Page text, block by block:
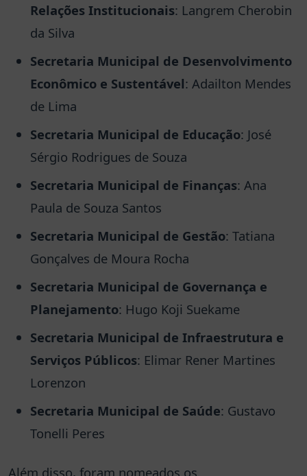
Relações Institucionais: Langrem Cherobin
da Silva
Secretaria Municipal de Desenvolvimento
Econômico e Sustentável: Adailton Mendes
de Lima
Secretaria Municipal de Educação: José
Sérgio Rodrigues de Souza
Secretaria Municipal de Finanças: Ana
Paula de Souza Santos
Secretaria Municipal de Gestão: Tatiana
Gonçalves de Moura Rocha
Secretaria Municipal de Governança e
Planejamento: Hugo Koji Suekame
Secretaria Municipal de Infraestrutura e
Serviços Públicos: Elimar Rener Martines
Lorenzon
Secretaria Municipal de Saúde: Gustavo
Tonelli Peres
Além disso, foram nomeados os